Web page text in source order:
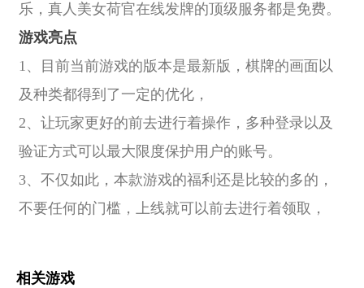
乐，真人美女荷官在线发牌的顶级服务都是免费。
游戏亮点
1、目前当前游戏的版本是最新版，棋牌的画面以
及种类都得到了一定的优化，
2、让玩家更好的前去进行着操作，多种登录以及
验证方式可以最大限度保护用户的账号。
3、不仅如此，本款游戏的福利还是比较的多的，
不要任何的门槛，上线就可以前去进行着领取，
相关游戏